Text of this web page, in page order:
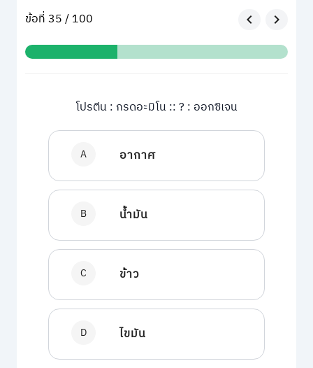
ข้อที่ 35 / 100
โปรตีน : กรดอะมิโน :: ? : ออกซิเจน
A อากาศ
B น้ำมัน
C ข้าว
D ไขมัน